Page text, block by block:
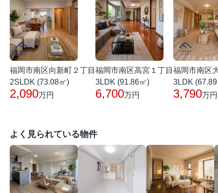
福岡市南区向新町２丁目
2SLDK (73.08㎡)
2,090万円
福岡市南区高宮１丁目
3LDK (91.86㎡)
6,700万円
福岡市南区
3LDK
3,790万円
よく見られている物件